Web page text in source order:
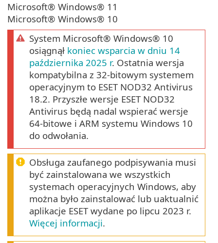
Microsoft® Windows® 11
Microsoft® Windows® 10
System Microsoft® Windows® 10
osiągnął koniec wsparcia w dniu 14
października 2025 r. Ostatnia wersja
kompatybilna z 32-bitowym systemem
operacyjnym to ESET NOD32 Antivirus
18.2. Przyszłe wersje ESET NOD32
Antivirus będą nadal wspierać wersje
64-bitowe i ARM systemu Windows 10
do odwołania.
Obsługa zaufanego podpisywania musi
być zainstalowana we wszystkich
systemach operacyjnych Windows, aby
można było zainstalować lub uaktualnić
aplikacje ESET wydane po lipcu 2023 r.
Więcej informacji.